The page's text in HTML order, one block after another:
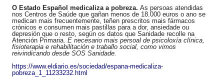
O Estado Español medicaliza a pobreza. As persoas atendidas
nos Centros de Saúde que gañan menos de 18.000 euros o ano se
medican mais frecuentemente, teñen prescritos mais fármacos
crónicos e consumen mais pastillas para a dor, ansiedade ou
depresión que o resto, según os datos que Sanidade recolle na
Atención Primaria. E necesario mais persoal de psicoloxía clínica,
fisioterapia e rehabilitación e traballo social, como vimos
reivindicando desde SOS Sanidade.
https://www.eldiario.es/sociedad/espana-medicaliza-
pobreza_1_11233232.html